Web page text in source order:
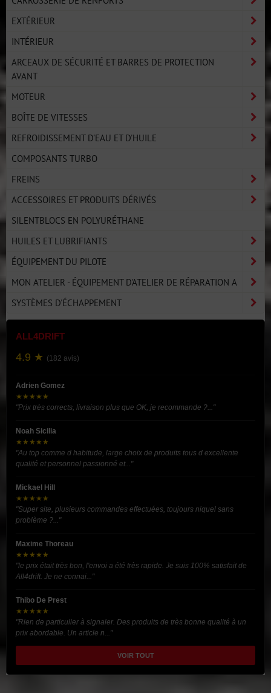
EXTÉRIEUR
INTÉRIEUR
ARCEAUX DE SÉCURITÉ ET BARRES DE PROTECTION
AVANT
MOTEUR
BOÎTE DE VITESSES
REFROIDISSEMENT D'EAU ET D'HUILE
COMPOSANTS TURBO
FREINS
ACCESSOIRES ET PRODUITS DÉRIVÉS
SILENTBLOCS EN POLYURÉTHANE
HUILES ET LUBRIFIANTS
ÉQUIPEMENT DU PILOTE
MON ATELIER - ÉQUIPEMENT D'ATELIER DE RÉPARATION A
SYSTÈMES D'ÉCHAPPEMENT
ALL4DRIFT
4.9 ★ (182 avis)
Adrien Gomez
★★★★★
"Prix très corrects, livraison plus que OK, je recommande ?..."
Noah Sicilia
★★★★★
"Au top comme d habitude, large choix de produits tous d excellente
qualité et personnel passionné et..."
Mickael Hill
★★★★★
"Super site, plusieurs commandes effectuées, toujours niquel sans
problème ?..."
Maxime Thoreau
★★★★★
"le prix était très bon, l'envoi a été très rapide. Je suis 100% satisfait de
All4drift. Je ne connai..."
Thibo De Prest
★★★★★
"Rien de particulier à signaler. Des produits de très bonne qualité à un
prix abordable. Un article n..."
VOIR TOUT